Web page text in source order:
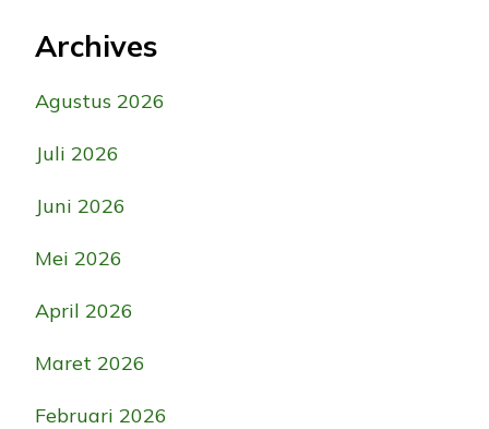
Archives
Agustus 2026
Juli 2026
Juni 2026
Mei 2026
April 2026
Maret 2026
Februari 2026